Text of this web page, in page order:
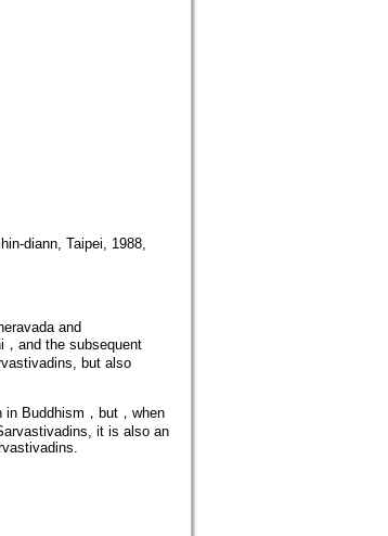
diann, Taipei, 1988,
and
and the subsequent
but also
Buddhism，but，when
it is also an